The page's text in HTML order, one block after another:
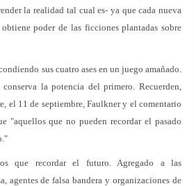
la realidad tal cual es- ya que cada nueva
poder de las ficciones plantadas sobre
sus cuatro ases en un juego amañado.
conserva la potencia del primero. Recuerden,
el 11 de septiembre, Faulkner y el comentario
"aquellos que no pueden recordar el pasado
que recordar el futuro. Agregado a las
agentes de falsa bandera y organizaciones de